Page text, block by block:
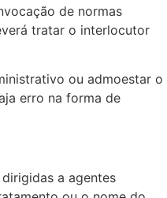
de normas
tratar o interlocutor
ou admoestar o
erro na forma de
a agentes